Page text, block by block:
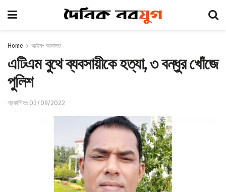
Home আইন- আদালত
এটিএম বুথে ব্যবসায়ীকে হত্যা, ৩ বন্ধুর খোঁজে
পুলিশ
প্রকাশিতঃ 03/09/2022